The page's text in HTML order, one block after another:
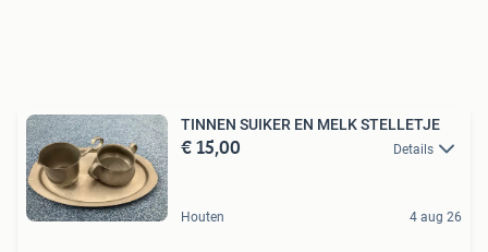
TINNEN SUIKER EN MELK STELLETJE
€ 15,00 Details
Houten 4 aug 26